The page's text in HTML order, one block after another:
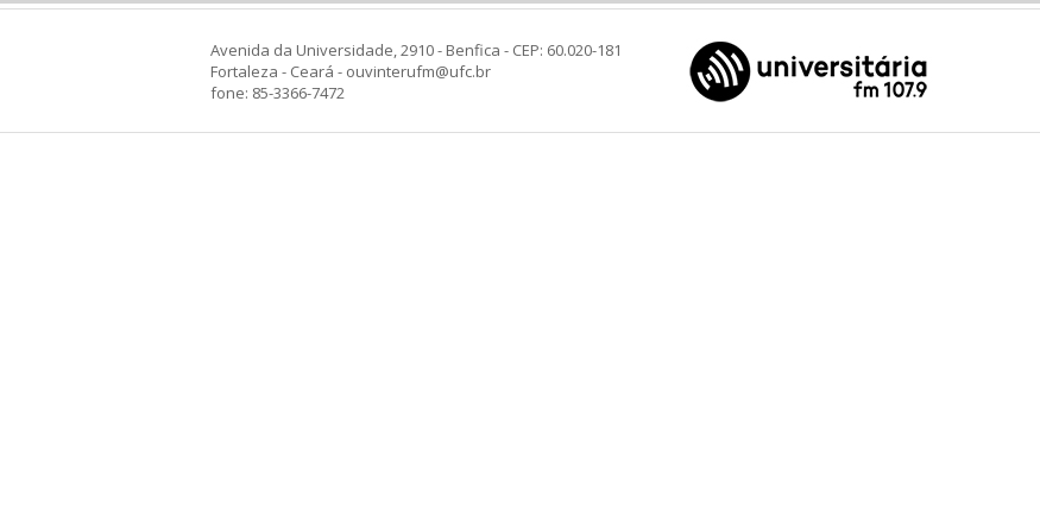
Avenida da Universidade, 2910 - Benfica - CEP: 60.020-181
Fortaleza - Ceará - ouvinterufm@ufc.br
fone: 85-3366-7472